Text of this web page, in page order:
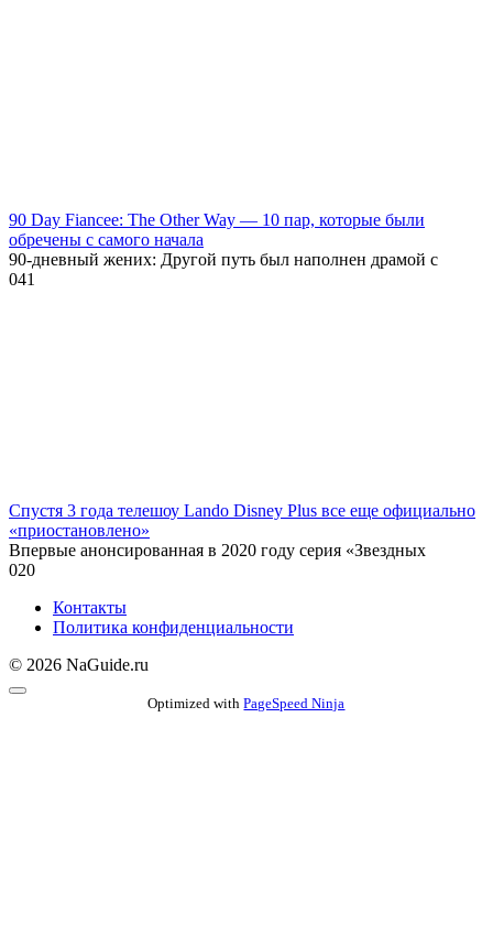
90 Day Fiancee: The Other Way — 10 пар, которые были
обречены с самого начала
90-дневный жених: Другой путь был наполнен драмой с
041
Спустя 3 года телешоу Lando Disney Plus все еще официально
«приостановлено»
Впервые анонсированная в 2020 году серия «Звездных
020
Контакты
Политика конфиденциальности
© 2026 NaGuide.ru
Optimized withPageSpeed Ninja